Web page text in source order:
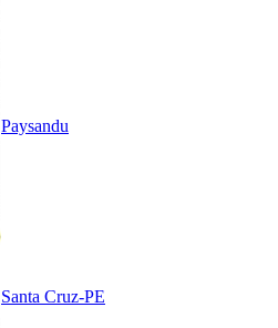
Paysandu
Santa Cruz-PE